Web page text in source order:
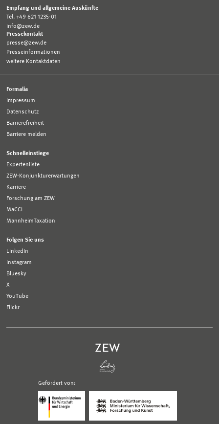
Empfang und allgemeine Auskünfte
Tel. +49 621 1235-01
info@zew.de
Pressekontakt
presse@zew.de
Presseinformationen
weitere Kontaktdaten
Formalia
Impressum
Datenschutz
Barrierefreiheit
Barriere melden
Schnelleinstiege
Expertenliste
ZEW-Konjunkturerwartungen
Karriere
Forschung am ZEW
MaCCI
MannheimTaxation
Folgen Sie uns
LinkedIn
Instagram
Bluesky
X
YouTube
Flickr
Gefördert von:
Bundesministerium
Wirtschaft
Ministerium